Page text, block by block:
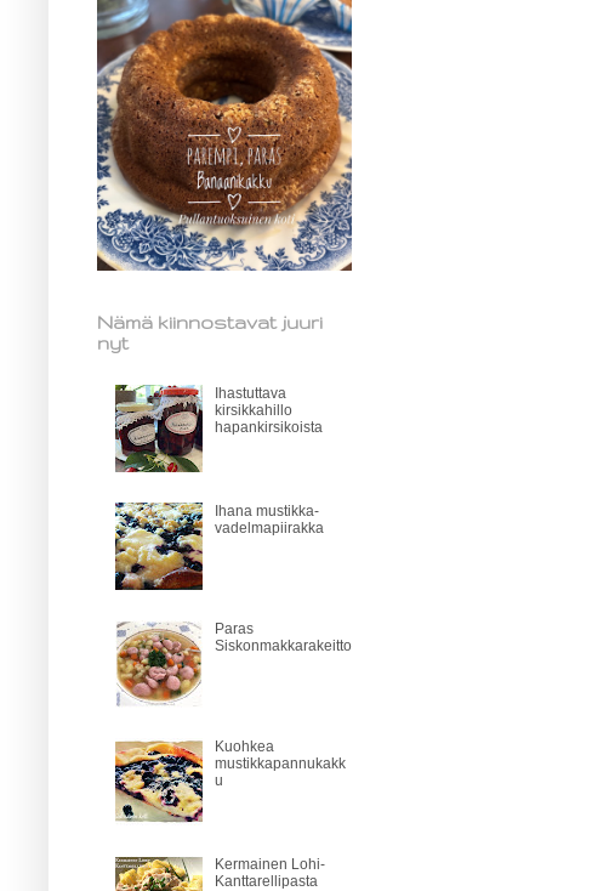
Nämä kiinnostavat juuri
nyt
Ihastuttava
kirsikkahillo
hapankirsikoista
Ihana mustikka-
vadelmapiirakka
Paras
Siskonmakkarakeitto
Kuohkea
mustikkapannukakk
u
Kermainen Lohi-
Kanttarellipasta